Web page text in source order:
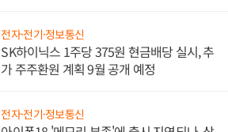
전자·전기·정보통신
SK하이닉스 1주당 375원 현금배당 실시, 추
가 주주환원 계획 9월 공개 예정
전자·전기·정보통신